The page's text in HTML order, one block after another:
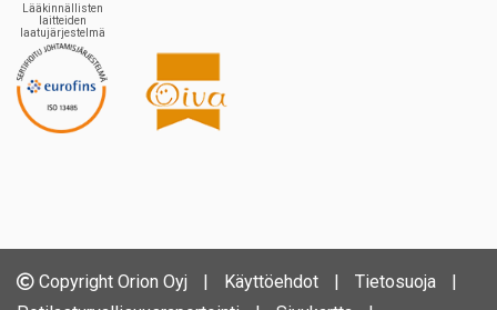
Lääkinnällisten
laitteiden
laatujärjestelmä
Copyright Orion Oyj | Käyttöehdot | Tietosuoja
|